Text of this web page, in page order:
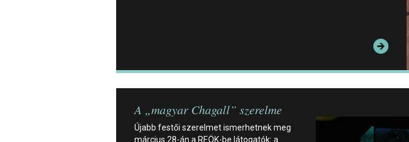
A „magyar Chagall” szerelme
Újabb festői szerelmet ismerhetnek meg
március 28-án a REÖK-be látogatók: a